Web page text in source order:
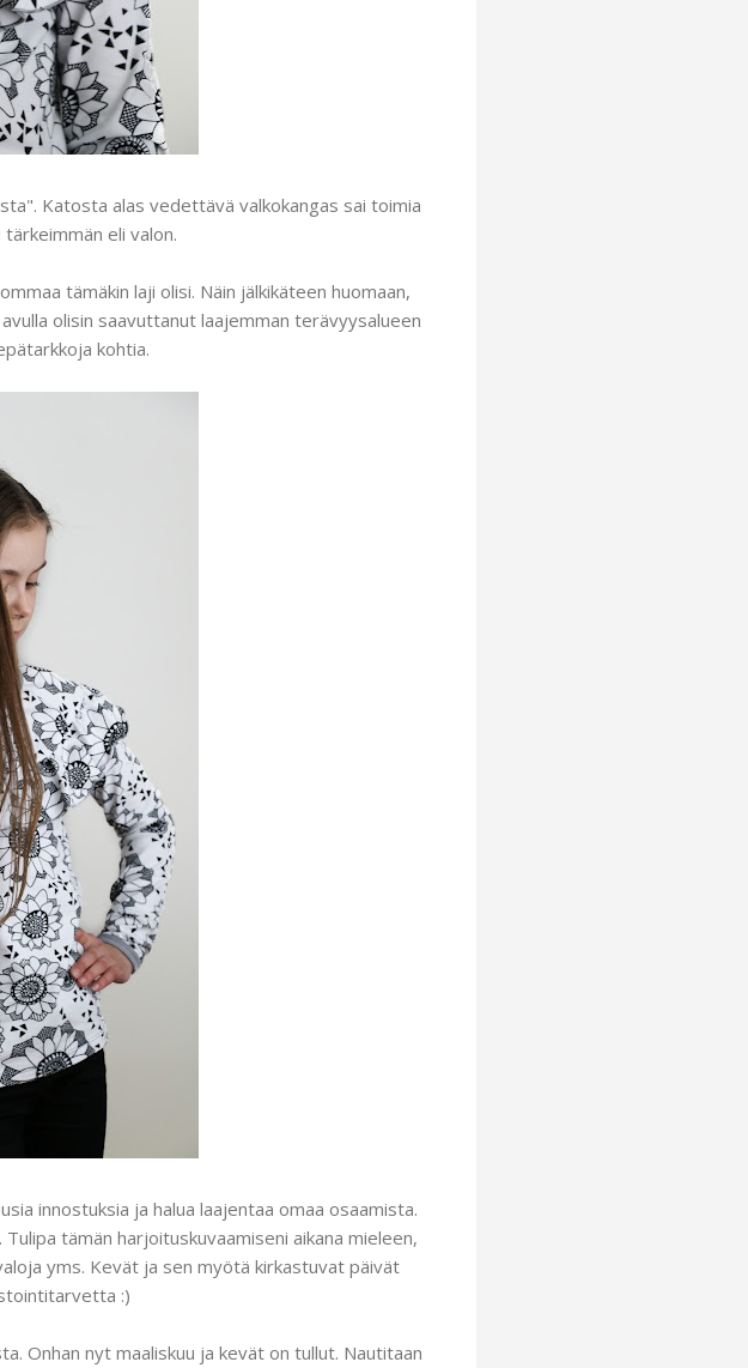
Katosta alas vedettävä valkokangas sai toimia
eli valon.
tämäkin laji olisi. Näin jälkikäteen huomaan,
olisin saavuttanut laajemman terävyysalueen
kohtia.
innostuksia ja halua laajentaa omaa osaamista.
tämän harjoituskuvaamiseni aikana mieleen,
yms. Kevät ja sen myötä kirkastuvat päivät
:)
Onhan nyt maaliskuu ja kevät on tullut. Nautitaan